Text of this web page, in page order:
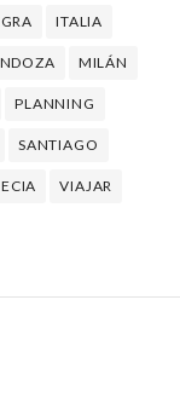
ITALIA
MILÁN
PLANNING
SANTIAGO
VIAJAR